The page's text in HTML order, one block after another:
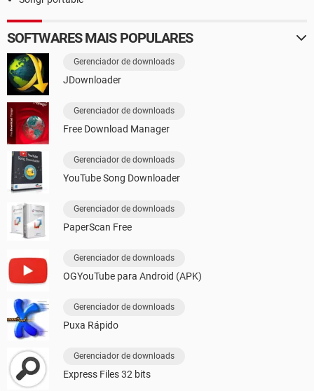
SOFTWARES MAIS POPULARES
Gerenciador de downloads
JDownloader
Gerenciador de downloads
Free Download Manager
Gerenciador de downloads
YouTube Song Downloader
Gerenciador de downloads
PaperScan Free
Gerenciador de downloads
OGYouTube para Android (APK)
Gerenciador de downloads
Puxa Rápido
Gerenciador de downloads
Express Files 32 bits